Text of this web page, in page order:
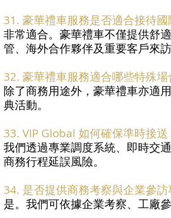
31. 豪華禮車服務是否適合接待國
非常適合。豪華禮車不僅提供舒
管、海外合作夥伴及重要客戶來訪
32. 豪華禮車服務適合哪些特殊場
除了商務用途外，豪華禮車亦適
典活動。
33. VIP Global 如何確保準時接送
我們透過專業調度系統、即時交
商務行程延誤風險。
34. 是否提供商務考察與企業參訪
是。我們可依據企業考察、工廠